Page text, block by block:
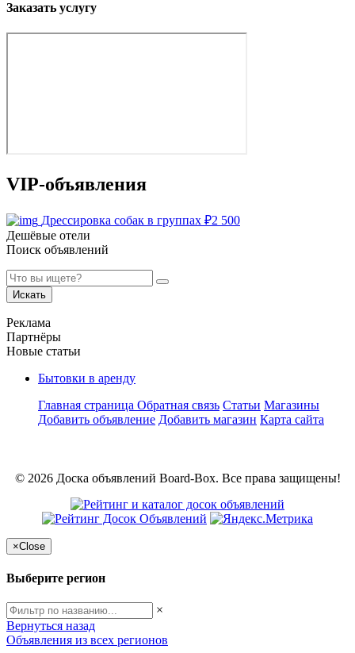
Заказать услугу
VIP-объявления
Дрессировка собак в группах ₽2 500
Дешёвые отели
Поиск объявлений
Искать
Реклама
Партнёры
Новые статьи
Бытовки в аренду
Главная страница Обратная связь Статьи Магазины
Добавить объявление Добавить магазин Карта сайта
© 2026 Доска объявлений Board-Box. Все права защищены!
×Close
Выберите регион
×
Вернуться назад
Объявления из всех регионов